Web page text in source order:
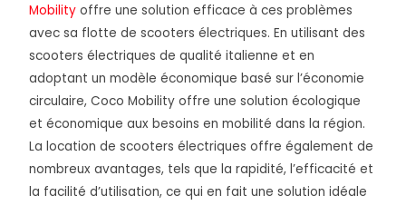
Mobilityoffre une solution efficace à ces problèmes
avec sa flotte de scooters électriques. En utilisant des
scooters électriques de qualité italienne et en
adoptant un modèle économique basé sur l’économie
circulaire, Coco Mobility offre une solution écologique
et économique aux besoins en mobilité dans la région.
La location de scooters électriques offre également de
nombreux avantages, tels que la rapidité, l’efficacité et
la facilité d’utilisation, ce qui en fait une solution idéale